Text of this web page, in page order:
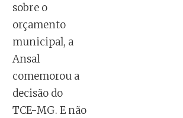
sobre o
orçamento
municipal, a
Ansal
comemorou a
decisão do
TCE-MG. E não